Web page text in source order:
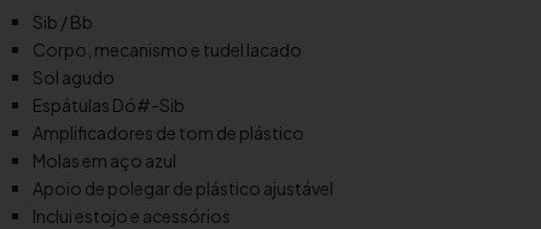
f
o
Sib / Bb
Corpo, mecanismo e tudel lacado
Sol agudo
Espátulas Dó#-Sib
Amplificadores de tom de plástico
Molas em aço azul
Apoio de polegar de plástico ajustável
Inclui estojo e acessórios